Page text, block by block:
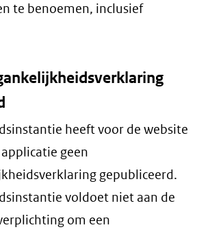
te benoemen, inclusief
heeft voor de website
geen
gepubliceerd.
voldoet niet aan de
om een